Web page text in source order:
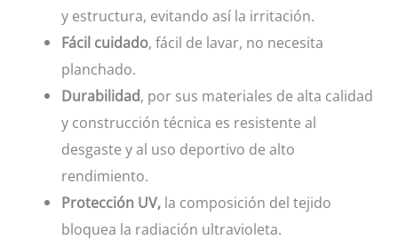
y estructura, evitando así la irritación.
Fácil cuidado, fácil de lavar, no necesita
planchado.
Durabilidad, por sus materiales de alta calidad
y construcción técnica es resistente al
desgaste y al uso deportivo de alto
rendimiento.
Protección UV, la composición del tejido
bloquea la radiación ultravioleta.